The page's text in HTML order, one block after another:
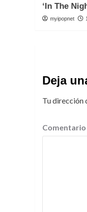
‘In The
myipopnet
Deja
Tu dirección
Comentario